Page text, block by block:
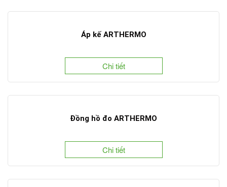
Áp kế ARTHERMO
Chi tiết
Đồng hồ đo ARTHERMO
Chi tiết